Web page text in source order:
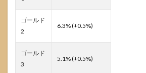
ゴールド
2
6.3% (+0.5%)
ゴールド
3
5.1% (+0.5%)